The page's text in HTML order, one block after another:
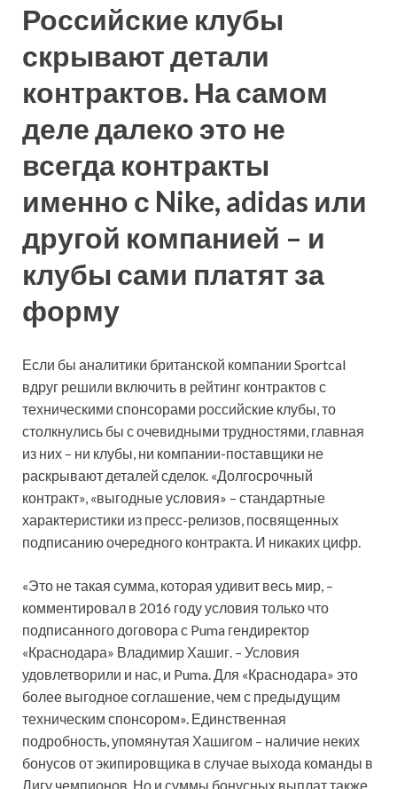
Российские клубы
скрывают детали
контрактов. На самом
деле далеко это не
всегда контракты
именно с Nike, adidas или
другой компанией – и
клубы сами платят за
форму
Если бы аналитики британской компании Sportcal
вдруг решили включить в рейтинг контрактов с
техническими спонсорами российские клубы, то
столкнулись бы с очевидными трудностями, главная
из них – ни клубы, ни компании-поставщики не
раскрывают деталей сделок. «Долгосрочный
контракт», «выгодные условия» – стандартные
характеристики из пресс-релизов, посвященных
подписанию очередного контракта. И никаких цифр.
«Это не такая сумма, которая удивит весь мир, –
комментировал в 2016 году условия только что
подписанного договора с Puma гендиректор
«Краснодара» Владимир Хашиг. – Условия
удовлетворили и нас, и Puma. Для «Краснодара» это
более выгодное соглашение, чем с предыдущим
техническим спонсором». Единственная
подробность, упомянутая Хашигом – наличие неких
бонусов от экипировщика в случае выхода команды в
Лигу чемпионов. Но и суммы бонусных выплат также